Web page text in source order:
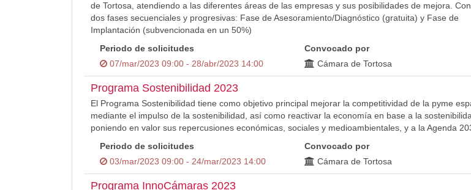
de Tortosa, atendiendo a las diferentes áreas de las empresas y sus posibilidades de mejora.
dos fases secuenciales y progresivas: Fase de Asesoramiento/Diagnóstico (gratuita) y Fase de
Implantación (subvencionada en un 50%)
Periodo de solicitudes
07/mar/2023 09:00 - 28/abr/2023 14:00
Convocado por
Cámara de Tortosa
Programa Sostenibilidad 2023
El Programa Sostenibilidad tiene como objetivo principal mejorar la competitividad de la pyme
mediante el impulso de la sostenibilidad, así como reactivar la economía en base a la
poniendo en valor sus repercusiones económicas, sociales y medioambientales, y a la Agenda
Periodo de solicitudes
03/mar/2023 09:00 - 24/mar/2023 14:00
Convocado por
Cámara de Tortosa
Programa InnoCámaras 2023